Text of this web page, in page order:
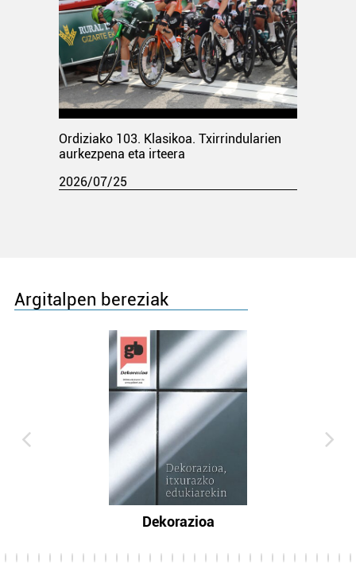
Ordiziako 103. Klasikoa. Txirrindularien
aurkezpena eta irteera
2026/07/25
Argitalpen bereziak
Dekorazioa